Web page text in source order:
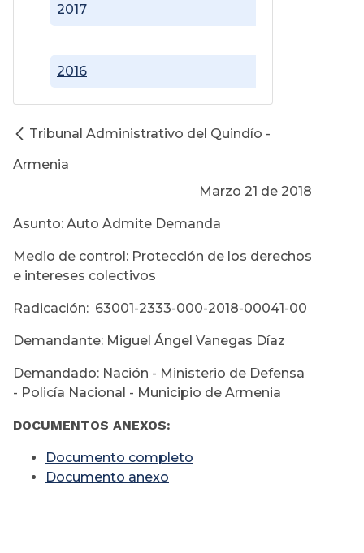
2016
2017
Tribunal Administrativo del Quindío -
Armenia
Marzo 21 de 2018
Asunto: Auto Admite Demanda
Medio de control: Protección de los derechos
e intereses colectivos
Radicación: 63001-2333-000-2018-00041-00
Demandante: Miguel Ángel Vanegas Díaz
Demandado: Nación - Ministerio de Defensa
- Policía Nacional - Municipio de Armenia
DOCUMENTOS ANEXOS:
Documento completo
Documento anexo